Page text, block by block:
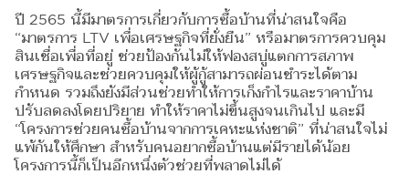
ปี 2565 นี้มีมาตรการเกี่ยวกับการซื้อบ้านที่น่าสนใจคือ
“มาตรการ LTV เพื่อเศรษฐกิจที่ยั่งยืน” หรือมาตรการควบคุม
สินเชื่อเพื่อที่อยู่ ช่วยป้องกันไม่ให้ฟองสบู่แตกการสภาพ
เศรษฐกิจและช่วยควบคุมให้ผู้กู้สามารถผ่อนชำระได้ตาม
กำหนด รวมถึงยังมีส่วนช่วยทำให้การเก็งกำไรและราคาบ้าน
ปรับลดลงโดยปริยาย ทำให้ราคาไม่ขึ้นสูงจนเกินไป และมี
“โครงการช่วยคนซื้อบ้านจากการเคหะแห่งชาติ” ที่น่าสนใจไม่
แพ้กันให้ศึกษา สำหรับคนอยากซื้อบ้านแต่มีรายได้น้อย
โครงการนี้ก็เป็นอีกหนึ่งตัวช่วยที่พลาดไม่ได้